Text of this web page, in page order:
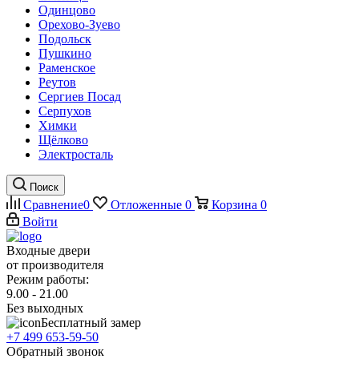
Одинцово
Орехово-Зуево
Подольск
Пушкино
Раменское
Реутов
Сергиев Посад
Серпухов
Химки
Щёлково
Электросталь
Поиск
Сравнение0 Отложенные 0 Корзина 0
Войти
Входные двери
от производителя
Режим работы:
9.00 - 21.00
Без выходных
Бесплатный замер
+7 499 653-59-50
Обратный звонок